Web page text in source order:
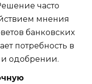
часто
мнения
банковских
потребность в
одобрении.